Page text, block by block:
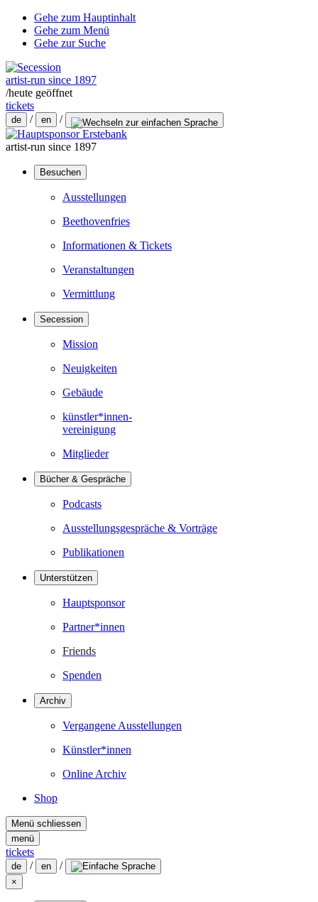
Gehe zum Hauptinhalt
Gehe zum Menü
Gehe zur Suche
artist-run since 1897
/heute geöffnet
tickets
de / en /
artist-run since 1897
Besuchen
Ausstellungen
Beethovenfries
Informationen & Tickets
Veranstaltungen
Vermittlung
Secession
Mission
Neuigkeiten
Gebäude
künstler*innen-
vereinigung
Mitglieder
Bücher & Gespräche
Podcasts
Ausstellungsgespräche & Vorträge
Publikationen
Unterstützen
Hauptsponsor
Partner*innen
Friends
Spenden
Archiv
Vergangene Ausstellungen
Künstler*innen
Online Archiv
Shop
Menü schliessen
menü
tickets
de / en /
×